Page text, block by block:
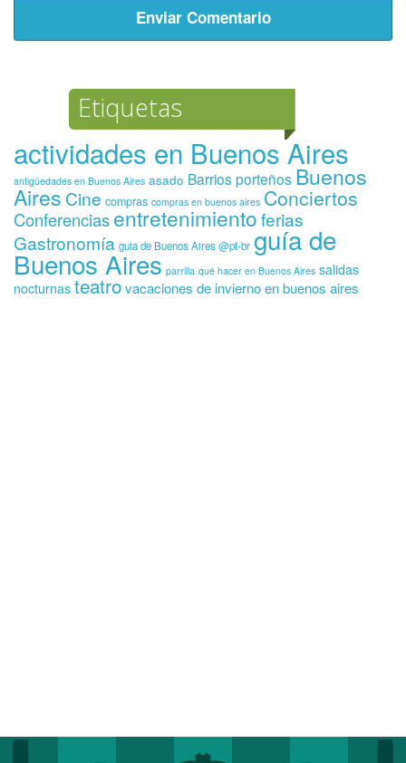
Etiquetas
actividades en Buenos Aires
antigüedades en Buenos Aires asado Barrios porteños Buenos
Aires Cine compras compras en buenos aires Conciertos
Conferenciasentretenimientoferias
Gastronomía guia de Buenos Aires @pt-br guía de
Buenos Aires parrilla qué hacer en Buenos Aires salidas
nocturnas teatrovacaciones de invierno en buenos aires